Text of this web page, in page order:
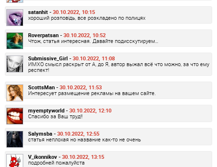
satanhit - 30.10.2022, 10:15
хороший розповідь, все розкладено по полицях
Roverpatsan - 30.10.2022, 10:52
Чтож, статья интересная. Давайте подисскутируем…
Submissive_Girl - 30.10.2022, 11:08
ИМХО смысл раскрыт от А, до Я, автор выжал всё что можно, за что ему
респект!
ScottsMan - 30.10.2022, 11:53
Интересует размещение рекламы на вашем сайте.
myemptyworld - 30.10.2022, 12:10
Спасибо за Ваш труд!!
Salymsba - 30.10.2022, 12:55
статья неплохая но название как-то не очень
V_ikonnikov - 30.10.2022, 13:15
подробней пожалуйста